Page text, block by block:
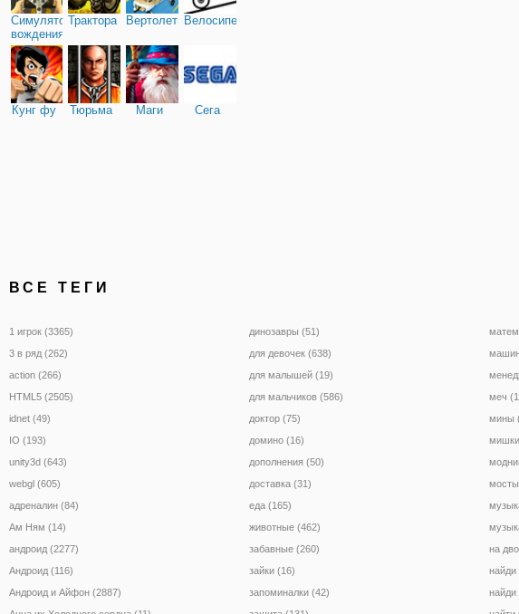
Симулятор
вождения
Трактора ВертолетыВелосипед
Кунг фу Тюрьма Маги Сега
ВСЕ ТЕГИ
1 игрок (3365)
3 в ряд (262)
action (266)
HTML5 (2505)
idnet (49)
IO (193)
unity3d (643)
webgl (605)
адреналин (84)
Ам Ням (14)
андроид (2277)
Андроид (116)
Андроид и Айфон (2887)
динозавры (51)
для девочек (638)
для малышей (19)
для мальчиков (586)
доктор (75)
домино (16)
дополнения (50)
доставка (31)
еда (165)
животные (462)
забавные (260)
зайки (16)
запоминалки (42)
меч
мины
на
найди
найди